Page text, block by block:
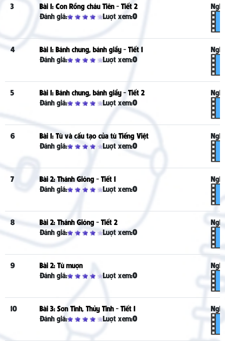
3
Bài 1: Con Rồng cháu Tiên - Tiết 2
Đánh giá:
Lượt xem:0
4
Bài 1: Bánh chưng, bánh giầy - Tiết 1
Đánh giá:
Lượt xem:0
5
Bài 1: Bánh chưng, bánh giầy - Tiết 2
Đánh giá:
Lượt xem:0
6
Bài 1: Từ và cấu tạo của từ Tiếng Việt
Đánh giá:
Lượt xem:0
7
Bài 2: Thánh Gióng - Tiết 1
Đánh giá:
Lượt xem:0
8
Bài 2: Thánh Gióng - Tiết 2
Đánh giá:
Lượt xem:0
9
Bài 2: Từ mượn
Đánh giá:
Lượt xem:0
10
Bài 3: Sơn Tinh, Thủy Tinh - Tiết 1
Đánh giá:
Lượt xem:0